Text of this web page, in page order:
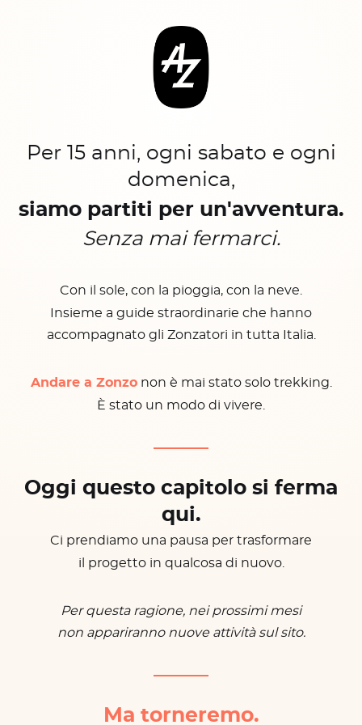
Per 15 anni, ogni sabato e ogni
domenica,
siamo partiti per un'avventura.
Senza mai fermarci.
Con il sole, con la pioggia, con la neve.
Insieme a guide straordinarie che hanno
accompagnato gli Zonzatori in tutta Italia.
Andare a Zonzonon è mai stato solo trekking.
È stato un modo di vivere.
Oggi questo capitolo si ferma
qui.
Ci prendiamo una pausa per trasformare
il progetto in qualcosa di nuovo.
Per questa ragione, nei prossimi mesi
non appariranno nuove attività sul sito.
Ma torneremo.